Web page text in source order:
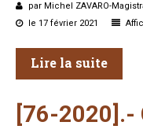
par Michel ZAVARO-
le 17 février 2021
Lire la suite
[76-2020].-